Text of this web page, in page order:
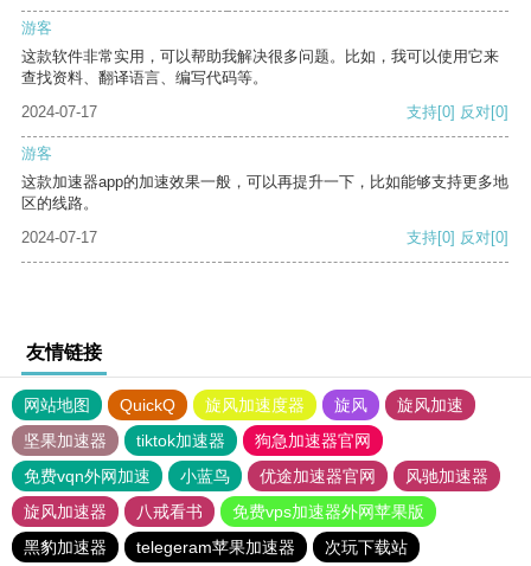
游客
这款软件非常实用，可以帮助我解决很多问题。比如，我可以使用它来
查找资料、翻译语言、编写代码等。
2024-07-17
支持[0] 反对[0]
游客
这款加速器app的加速效果一般，可以再提升一下，比如能够支持更多地
区的线路。
2024-07-17
支持[0] 反对[0]
友情链接
网站地图 QuickQ 旋风加速度器 旋风
旋风加速
坚果加速器
tiktok加速器
狗急加速器官网
免费vqn外网加速
小蓝鸟 优途加速器官网
风驰加速器
旋风加速器
八戒看书
免费vps加速器外网苹果版
黑豹加速器
telegeram苹果加速器 次玩下载站